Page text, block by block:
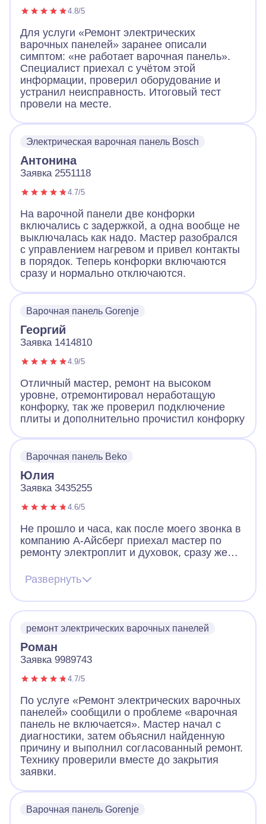
4.8/5
Для услуги «Ремонт электрических
варочных панелей» заранее описали
симптом: «не работает варочная панель».
Специалист приехал с учётом этой
информации, проверил оборудование и
устранил неисправность. Итоговый тест
провели на месте.
Электрическая варочная панель Bosch
Антонина
Заявка 2551118
4.7/5
На варочной панели две конфорки
включались с задержкой, а одна вообще не
выключалась как надо. Мастер разобрался
с управлением нагревом и привел контакты
в порядок. Теперь конфорки включаются
сразу и нормально отключаются.
Варочная панель Gorenje
Георгий
Заявка 1414810
4.9/5
Отличный мастер, ремонт на высоком
уровне, отремонтировал неработащую
конфорку, так же проверил подключение
плиты и дополнительно прочистил конфорку
Варочная панель Beko
Юлия
Заявка 3435255
4.6/5
Не прошло и часа, как после моего звонка в
компанию А-Айсберг приехал мастер по
ремонту электроплит и духовок, сразу же
панели и на месте устранил ее. В дни
карантина, когда почти никто вокруг не
работает - это просто чудо! Будем
самоизолироваться с вкусной выпечкой.
Большое спасибо!
Развернуть
ремонт электрических варочных панелей
Роман
Заявка 9989743
4.7/5
По услуге «Ремонт электрических варочных
панелей» сообщили о проблеме «варочная
панель не включается». Мастер начал с
диагностики, затем объяснил найденную
причину и выполнил согласованный ремонт.
Технику проверили вместе до закрытия
заявки.
Варочная панель Gorenje